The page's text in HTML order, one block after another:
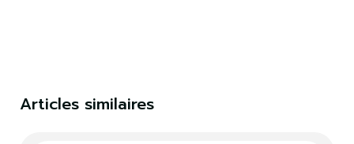
Articles similaires